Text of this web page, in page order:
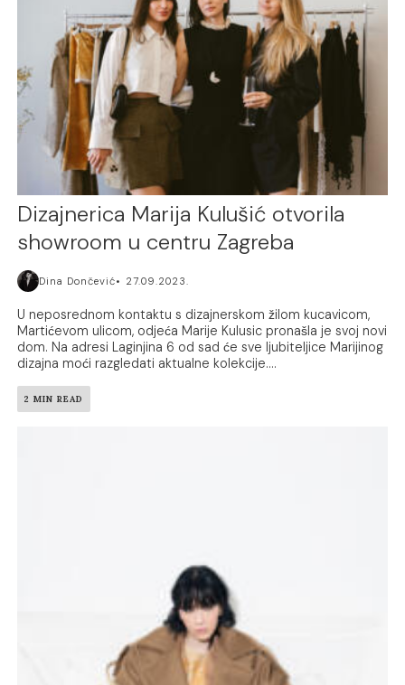
Dizajnerica Marija Kulušić otvorila
showroom u centru Zagreba
Dina Dončević 27.09.2023.
U neposrednom kontaktu s dizajnerskom žilom kucavicom,
Martićevom ulicom, odjeća Marije Kulusic pronašla je svoj novi
dom. Na adresi Laginjina 6 od sad će sve ljubiteljice Marijinog
dizajna moći razgledati aktualne kolekcije....
2 MIN READ